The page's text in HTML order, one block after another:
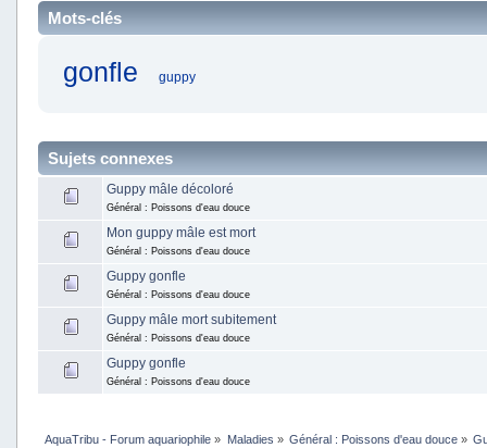
Mots-clés
gonfle guppy
Sujets connexes
Guppy mâle décoloré
Général : Poissons d'eau douce
Mon guppy mâle est mort
Général : Poissons d'eau douce
Guppy gonfle
Général : Poissons d'eau douce
Guppy mâle mort subitement
Général : Poissons d'eau douce
Guppy gonfle
Général : Poissons d'eau douce
AquaTribu - Forum aquariophile » Maladies » Général : Poissons d'eau douce»